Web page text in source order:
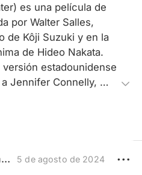
es una película de
por Walter Salles,
de Kôji Suzuki y en la
de Hideo Nakata.
estadounidense
Jennifer Connelly,
madre soltera que
en
leonardo mahuanca bustamante 5 de agosto de 2024